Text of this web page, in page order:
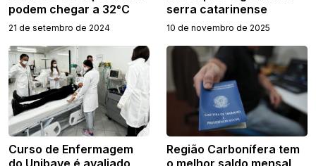
podem chegar a 32°C
21 de setembro de 2024
serra catarinense
10 de novembro de 2025
Curso de Enfermagem
do Unibave é avaliado
Região Carbonífera tem
o melhor saldo mensal